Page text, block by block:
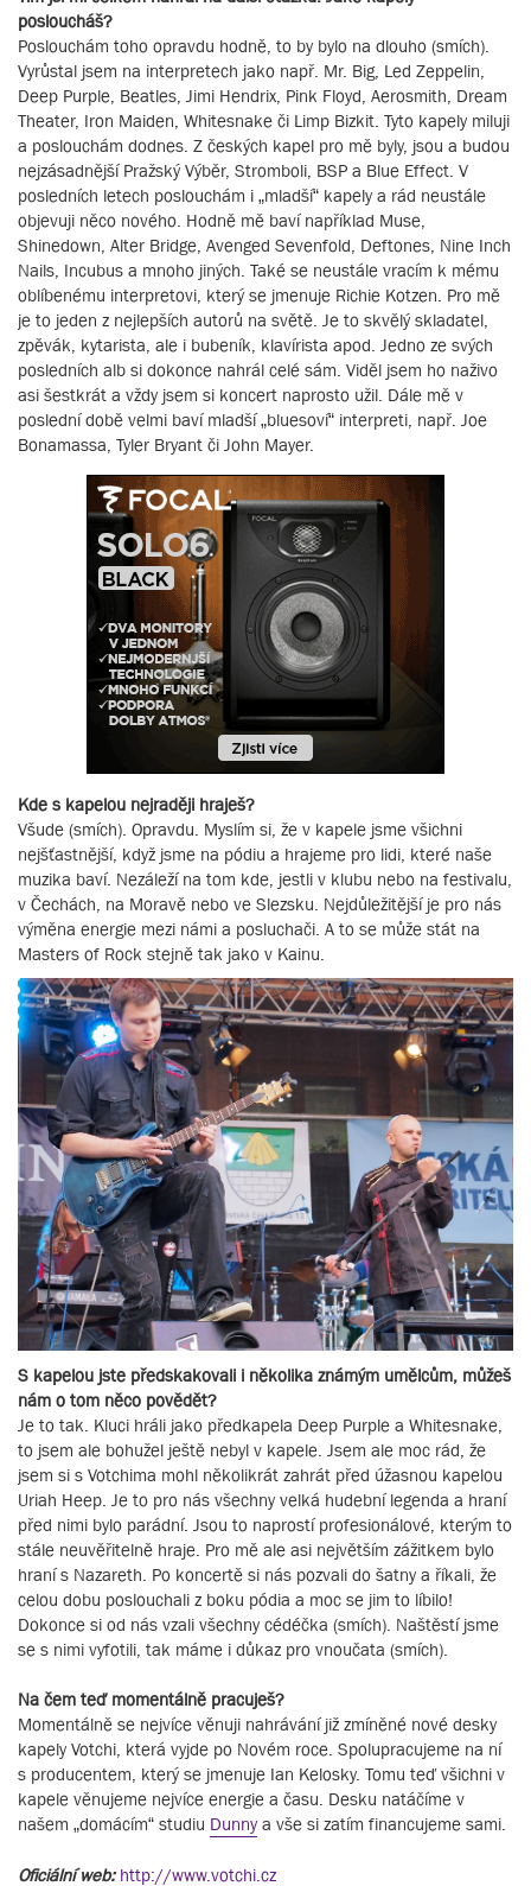
posloucháš?
Poslouchám toho opravdu hodně, to by bylo na dlouho (smích).
Vyrůstal jsem na interpretech jako např. Mr. Big, Led Zeppelin,
Deep Purple, Beatles, Jimi Hendrix, Pink Floyd, Aerosmith, Dream
Theater, Iron Maiden, Whitesnake či Limp Bizkit. Tyto kapely miluji
a poslouchám dodnes. Z českých kapel pro mě byly, jsou a budou
nejzásadnější Pražský Výběr, Stromboli, BSP a Blue Effect. V
posledních letech poslouchám i „mladší“ kapely a rád neustále
objevuji něco nového. Hodně mě baví například Muse,
Shinedown, Alter Bridge, Avenged Sevenfold, Deftones, Nine Inch
Nails, Incubus a mnoho jiných. Také se neustále vracím k mému
oblíbenému interpretovi, který se jmenuje Richie Kotzen. Pro mě
je to jeden z nejlepších autorů na světě. Je to skvělý skladatel,
zpěvák, kytarista, ale i bubeník, klavírista apod. Jedno ze svých
posledních alb si dokonce nahrál celé sám. Viděl jsem ho naživo
asi šestkrát a vždy jsem si koncert naprosto užil. Dále mě v
poslední době velmi baví mladší „bluesoví“ interpreti, např. Joe
Bonamassa, Tyler Bryant či John Mayer.
Kde s kapelou nejraději hraješ?
Všude (smích). Opravdu. Myslím si, že v kapele jsme všichni
nejšťastnější, když jsme na pódiu a hrajeme pro lidi, které naše
muzika baví. Nezáleží na tom kde, jestli v klubu nebo na festivalu,
v Čechách, na Moravě nebo ve Slezsku. Nejdůležitější je pro nás
výměna energie mezi námi a posluchači. A to se může stát na
Masters of Rock stejně tak jako v Kainu.
S kapelou jste předskakovali i několika známým umělcům, můžeš
nám o tom něco povědět?
Je to tak. Kluci hráli jako předkapela Deep Purple a Whitesnake,
to jsem ale bohužel ještě nebyl v kapele. Jsem ale moc rád, že
jsem si s Votchima mohl několikrát zahrát před úžasnou kapelou
Uriah Heep. Je to pro nás všechny velká hudební legenda a hraní
před nimi bylo parádní. Jsou to naprostí profesionálové, kterým to
stále neuvěřitelně hraje. Pro mě ale asi největším zážitkem bylo
hraní s Nazareth. Po koncertě si nás pozvali do šatny a říkali, že
celou dobu poslouchali z boku pódia a moc se jim to líbilo!
Dokonce si od nás vzali všechny cédéčka (smích). Naštěstí jsme
se s nimi vyfotili, tak máme i důkaz pro vnoučata (smích).
Na čem teď momentálně pracuješ?
Momentálně se nejvíce věnuji nahrávání již zmíněné nové desky
kapely Votchi, která vyjde po Novém roce. Spolupracujeme na ní
s producentem, který se jmenuje Ian Kelosky. Tomu teď všichni v
kapele věnujeme nejvíce energie a času. Desku natáčíme v
našem „domácím“ studiu Dunny a vše si zatím financujeme sami.
Oficiální web: http://www.votchi.cz